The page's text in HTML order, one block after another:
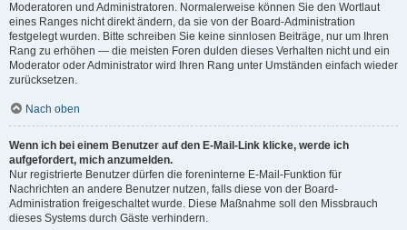
Moderatoren und Administratoren. Normalerweise können Sie den Wortlaut
eines Ranges nicht direkt ändern, da sie von der Board-Administration
festgelegt wurden. Bitte schreiben Sie keine sinnlosen Beiträge, nur um Ihren
Rang zu erhöhen — die meisten Foren dulden dieses Verhalten nicht und ein
Moderator oder Administrator wird Ihren Rang unter Umständen einfach wieder
zurücksetzen.
Nach oben
Wenn ich bei einem Benutzer auf den E-Mail-Link klicke, werde ich
aufgefordert, mich anzumelden.
Nur registrierte Benutzer dürfen die foreninterne E-Mail-Funktion für
Nachrichten an andere Benutzer nutzen, falls diese von der Board-
Administration freigeschaltet wurde. Diese Maßnahme soll den Missbrauch
dieses Systems durch Gäste verhindern.